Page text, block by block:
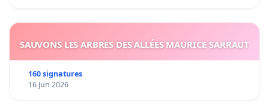
SAUVONS LES ARBRES DES ALLÉES MAURICE SARRAUT
160 signatures
16 Jun 2026